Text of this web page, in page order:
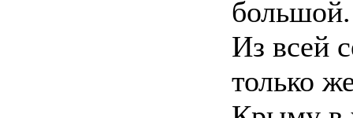
большой.
Из всей
только